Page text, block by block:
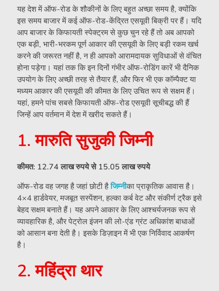
यह देश में ऑफ-रोड के शौकीनों के लिए बहुत अच्छा समय है, क्योंकि
इस समय बाजार में कई ऑफ-रोड-केंद्रित एसयूवी बिक्री पर हैं। यदि
आप बाजार के किफायती स्पेक्ट्रम से कुछ चुन रहे हैं तो अब आपको
एक बड़ी, भारी-भरकम पूर्ण आकार की एसयूवी के लिए बड़ी रकम खर्च
करने की जरूरत नहीं है, न ही आपको आरामदायक सुविधाओं से वंचित
होना पड़ेगा। यहां तक ​​कि इन दिनों गंभीर ऑफ-रोडिंग कारें भी दैनिक
उपयोग के लिए अच्छी तरह से तैयार हैं, और फिर भी एक कॉम्पैक्ट या
मध्यम आकार की एसयूवी की कीमत के लिए उचित रूप से सक्षम हैं।
यहां, हमने पांच सबसे किफायती ऑफ-रोड एसयूवी सूचीबद्ध की हैं
जिन्हें आप वर्तमान में देश में खरीद सकते हैं।
1. मारुति सुजुकी जिम्नी
कीमत: 12.74 लाख रुपये से 15.05 लाख रुपये
ऑफ-रोड वह जगह है जहां छोटी हैजिम्नीका प्राकृतिक आवास है।
4×4 हार्डवेयर, मजबूत सस्पेंशन, हल्का कर्ब वेट और संकीर्ण ट्रैक इसे
बेहद सक्षम बनाते हैं। यह अपने आकार के लिए आश्चर्यजनक रूप से
व्यावहारिक है, और पेट्रोल इंजन की लो-एंड ग्रंट अधिकांश बाधाओं
को आसान बना देती है। इसके डिज़ाइन में भी एक निर्विवाद आकर्षण
है।
2. महिंद्रा थार